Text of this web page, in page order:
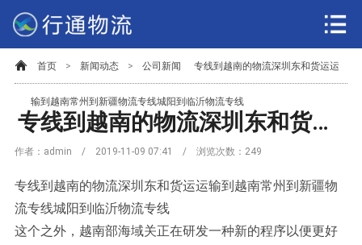
首页 > 新闻动态 > 公司新闻 专线到越南的物流深圳东和货运运
输到越南常州到新疆物流专线城阳到临沂物流专线
专线到越南的物流深圳东和货运运输到越南常州到新疆物流专线城阳到临沂物流专线
作者：admin / 2019-11-09 07:41 / 浏览次数： 249
专线到越南的物流深圳东和货运运输到越南常州到新疆物
流专线城阳到临沂物流专线
这个之外，越南部海域关正在研发一种新的程序以便更好